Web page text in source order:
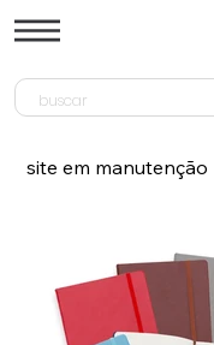
site em manutenção